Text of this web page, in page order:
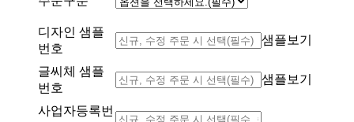
디자인 샘플
번호
샘플보기
글씨체 샘플
번호
샘플보기
사업자등록번